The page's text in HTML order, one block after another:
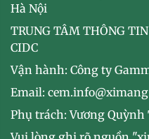
Hà Nội
TRUNG TÂM THÔNG
CIDC
Vận hành: Công ty
Email:
Phụ trách: Vương Quỳnh